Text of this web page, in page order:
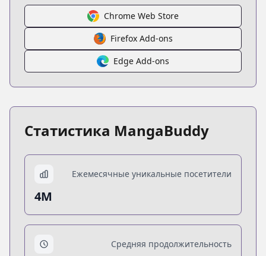
Chrome Web Store
Firefox Add-ons
Edge Add-ons
Статистика MangaBuddy
Ежемесячные уникальные посетители
4M
Средняя продолжительность